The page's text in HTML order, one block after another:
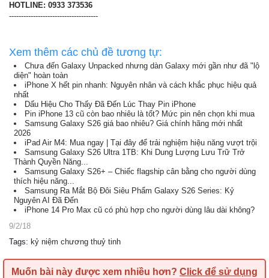
HOTLINE: 0933 373536
-------------------------------------
Xem thêm các chủ đề tương tự:
Chưa đến Galaxy Unpacked nhưng dàn Galaxy mới gần như đã "lộ
diện" hoàn toàn
iPhone X hết pin nhanh: Nguyên nhân và cách khắc phục hiệu quả
nhất
Dấu Hiệu Cho Thấy Đã Đến Lúc Thay Pin iPhone
Pin iPhone 13 cũ còn bao nhiêu là tốt? Mức pin nên chọn khi mua
Samsung Galaxy S26 giá bao nhiêu? Giá chính hãng mới nhất
2026
iPad Air M4: Mua ngay | Tại đây để trải nghiệm hiệu năng vượt trội
Samsung Galaxy S26 Ultra 1TB: Khi Dung Lượng Lưu Trữ Trở
Thành Quyền Năng...
Samsung Galaxy S26+ – Chiếc flagship cân bằng cho người dùng
thích hiệu năng...
Samsung Ra Mắt Bộ Đôi Siêu Phẩm Galaxy S26 Series: Kỷ
Nguyên AI Đã Đến
iPhone 14 Pro Max cũ có phù hợp cho người dùng lâu dài không?
9/2/18
Tags: kỷ niệm chương thuỷ tinh
Muốn bài này được xem nhiều hơn? Click để sử dụng